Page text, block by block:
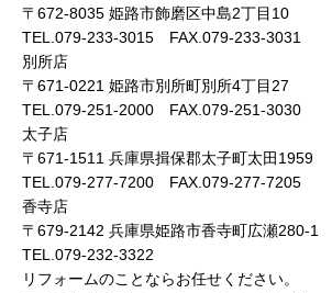
〒672-8035 姫路市飾磨区中島2丁目10
TEL.079-233-3015 FAX.079-233-3031
別所店
〒671-0221 姫路市別所町別所4丁目27
TEL.079-251-2000 FAX.079-251-3030
太子店
〒671-1511 兵庫県揖保郡太子町太田1959
TEL.079-277-7200 FAX.079-277-7205
香寺店
〒679-2142 兵庫県姫路市香寺町広瀬280-1
TEL.079-232-3322
リフォームのことならお任せください。